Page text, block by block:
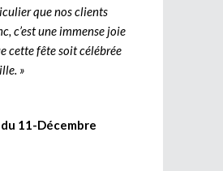
que nos clients
c’est une immense joie
cette fête soit célébrée
»
11-Décembre